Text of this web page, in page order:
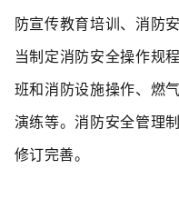
防宣传教育培训、消防
当制定消防安全操作规
班和消防设施操作、燃
演练等。消防安全管理
修订完善。